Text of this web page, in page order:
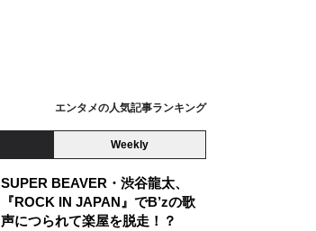
エンタメの人気記事ランキング
Weekly
SUPER BEAVER・渋谷龍太、
『ROCK IN JAPAN』でB’zの歌
声につられて楽屋を脱走！？